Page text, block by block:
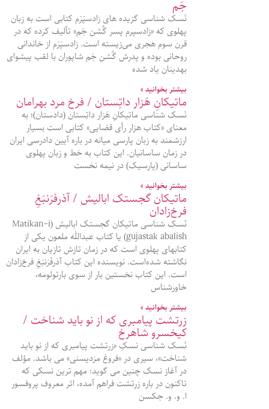
جَم
نَسک شناسی گزیده‌ های زادسپَرَم کتابی است به زبان
پهلوی که «زادسپرم پسر گٌشن‌ جَم» تألیف کرده که در
قرن سوم هجری می‌زیسته‌ است. زادسپَرَم از خاندانی
روحانی بوده و پدرش گٌشن‌ جَم شاپوران با لقب پیشوای
بهدینان یاد شده‌
بیشتر بخوانید »
ماتیکانِ هَزار داتِستان / فرخ مرد بهرامان
نَسک شناسی ماتیکانِ هَزار داتِستان (دادستان)؛ به
معنای «کتاب هزار رأی قضایی» کتابی است بسیار
ارزشمند به زبان پارسی میانه در باره آیین دادرسی ایران
در زمان ساسانیان. این کتاب به خط و زبان پهلوی
ساسانی (پارسیک) در نیمه نخست
بیشتر بخوانید »
ماتیکان گجستک ابالیش / آذرفَرَنبَغِ
فرخ‌زادان
نَسک شناسی ماتیکان گجستک ابالیش (Matikan-i
gujastak abalish) یا کتاب عبدالله ملعون یکی از
کتابهای پهلوی است که در زمان تازش تازیان به ایران
نگاشته شده‌است. نویسنده این کتاب آذرفَرَنبَغِ فرخ‌زادان
است. این کتاب نخستین بار از سوی بارتولومه،
خاورشناس
بیشتر بخوانید »
زرتشت پیامبری که از نو باید شناخت /
کیخسرو شاهرخ
نَسک شناسی نسکِ «زرتشت پیامبری که از نو باید
شناخت»، سیری در «فروغ مزدیسنی» می باشد. مؤلف
در آغاز نسک چنین می گوید: مهم ترین نسکی که
تاکنون در باره زرتشت فراهم آمده، اثر معروف پروفسور
ا. و. و. جکسن